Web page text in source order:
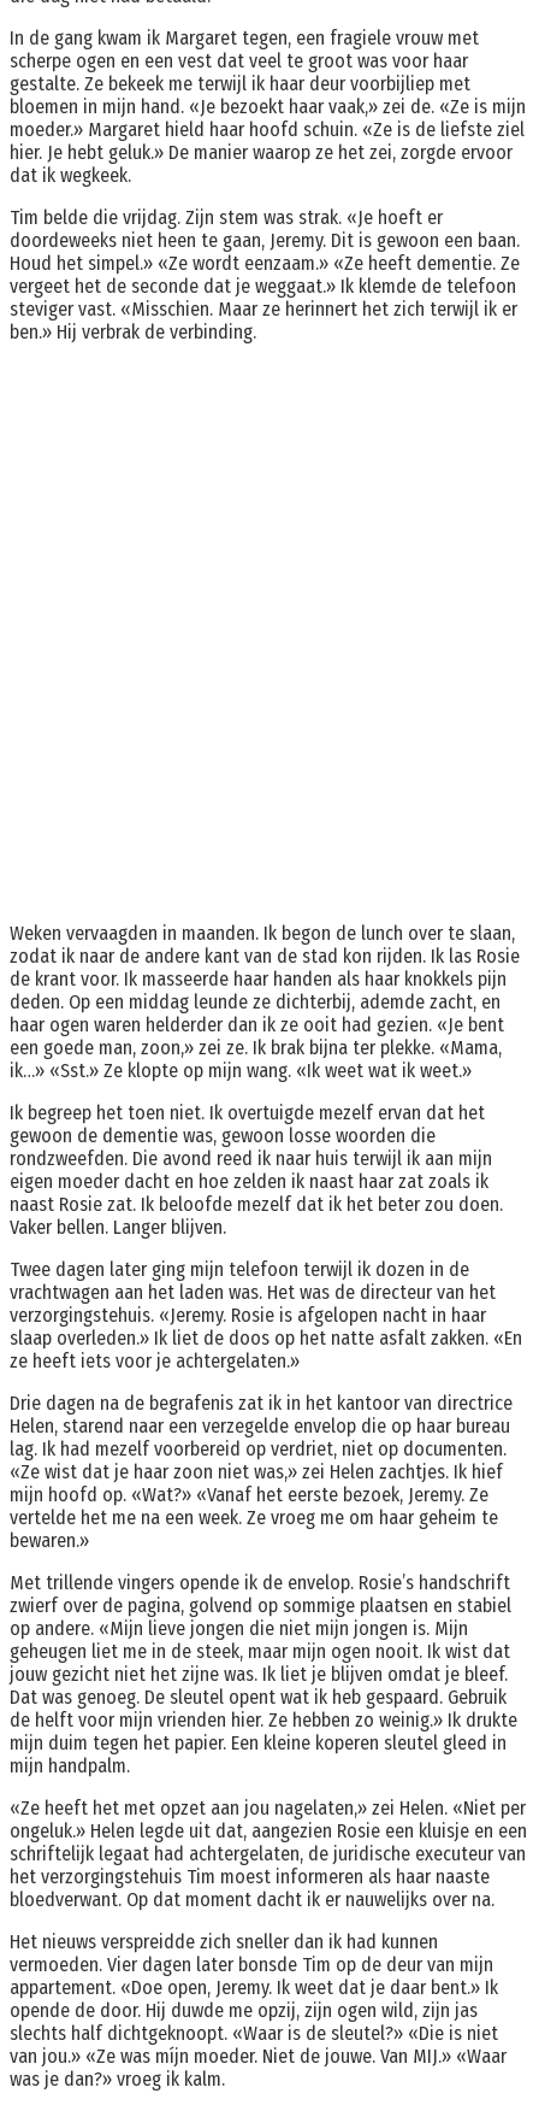
In de gang kwam ik Margaret tegen, een fragiele vrouw met
scherpe ogen en een vest dat veel te groot was voor haar
gestalte. Ze bekeek me terwijl ik haar deur voorbijliep met
bloemen in mijn hand. «Je bezoekt haar vaak,» zei de. «Ze is mijn
moeder.» Margaret hield haar hoofd schuin. «Ze is de liefste ziel
hier. Je hebt geluk.» De manier waarop ze het zei, zorgde ervoor
dat ik wegkeek.
Tim belde die vrijdag. Zijn stem was strak. «Je hoeft er
doordeweeks niet heen te gaan, Jeremy. Dit is gewoon een baan.
Houd het simpel.» «Ze wordt eenzaam.» «Ze heeft dementie. Ze
vergeet het de seconde dat je weggaat.» Ik klemde de telefoon
steviger vast. «Misschien. Maar ze herinnert het zich terwijl ik er
ben.» Hij verbrak de verbinding.
Weken vervaagden in maanden. Ik begon de lunch over te slaan,
zodat ik naar de andere kant van de stad kon rijden. Ik las Rosie
de krant voor. Ik masseerde haar handen als haar knokkels pijn
deden. Op een middag leunde ze dichterbij, ademde zacht, en
haar ogen waren helderder dan ik ze ooit had gezien. «Je bent
een goede man, zoon,» zei ze. Ik brak bijna ter plekke. «Mama,
ik…» «Sst.» Ze klopte op mijn wang. «Ik weet wat ik weet.»
Ik begreep het toen niet. Ik overtuigde mezelf ervan dat het
gewoon de dementie was, gewoon losse woorden die
rondzweefden. Die avond reed ik naar huis terwijl ik aan mijn
eigen moeder dacht en hoe zelden ik naast haar zat zoals ik
naast Rosie zat. Ik beloofde mezelf dat ik het beter zou doen.
Vaker bellen. Langer blijven.
Twee dagen later ging mijn telefoon terwijl ik dozen in de
vrachtwagen aan het laden was. Het was de directeur van het
verzorgingstehuis. «Jeremy. Rosie is afgelopen nacht in haar
slaap overleden.» Ik liet de doos op het natte asfalt zakken. «En
ze heeft iets voor je achtergelaten.»
Drie dagen na de begrafenis zat ik in het kantoor van directrice
Helen, starend naar een verzegelde envelop die op haar bureau
lag. Ik had mezelf voorbereid op verdriet, niet op documenten.
«Ze wist dat je haar zoon niet was,» zei Helen zachtjes. Ik hief
mijn hoofd op. «Wat?» «Vanaf het eerste bezoek, Jeremy. Ze
vertelde het me na een week. Ze vroeg me om haar geheim te
bewaren.»
Met trillende vingers opende ik de envelop. Rosie’s handschrift
zwierf over de pagina, golvend op sommige plaatsen en stabiel
op andere. «Mijn lieve jongen die niet mijn jongen is. Mijn
geheugen liet me in de steek, maar mijn ogen nooit. Ik wist dat
jouw gezicht niet het zijne was. Ik liet je blijven omdat je bleef.
Dat was genoeg. De sleutel opent wat ik heb gespaard. Gebruik
de helft voor mijn vrienden hier. Ze hebben zo weinig.» Ik drukte
mijn duim tegen het papier. Een kleine koperen sleutel gleed in
mijn handpalm.
«Ze heeft het met opzet aan jou nagelaten,» zei Helen. «Niet per
ongeluk.» Helen legde uit dat, aangezien Rosie een kluisje en een
schriftelijk legaat had achtergelaten, de juridische executeur van
het verzorgingstehuis Tim moest informeren als haar naaste
bloedverwant. Op dat moment dacht ik er nauwelijks over na.
Het nieuws verspreidde zich sneller dan ik had kunnen
vermoeden. Vier dagen later bonsde Tim op de deur van mijn
appartement. «Doe open, Jeremy. Ik weet dat je daar bent.» Ik
opende de door. Hij duwde me opzij, zijn ogen wild, zijn jas
slechts half dichtgeknoopt. «Waar is de sleutel?» «Die is niet
van jou.» «Ze was míjn moeder. Niet de jouwe. Van MIJ.» «Waar
was je dan?» vroeg ik kalm.